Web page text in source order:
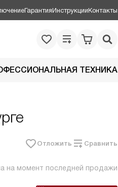
ГарантияИнструкцииКонтакты
ТЕХНИКА
Отложить Сравнить
на момент последней продажи